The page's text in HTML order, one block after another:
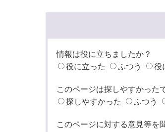
情報は役に立ちましたか？
役に立った
ふつう 役
このページは探しやすかった
探しやすかった
ふつう
このページに対する意見等を